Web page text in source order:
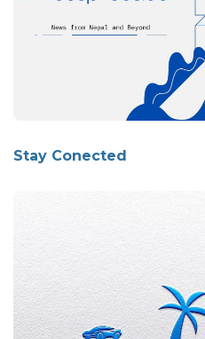
Stay Conected